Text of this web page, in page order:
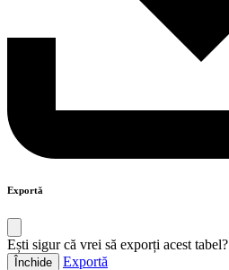
Exportă
Ești sigur că vrei să exporți acest tabel?
Închide
Exportă